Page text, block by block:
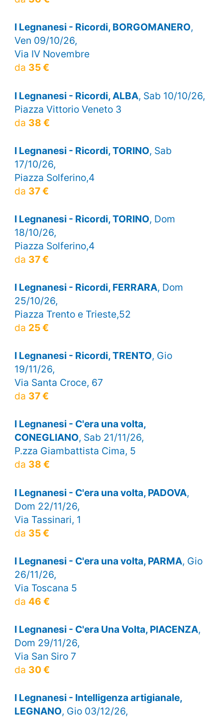
I Legnanesi - Ricordi, BORGOMANERO,
Ven 09/10/26,
Via IV Novembre
da 35 €
I Legnanesi - Ricordi, ALBA, Sab 10/10/26,
Piazza Vittorio Veneto 3
da 38 €
I Legnanesi - Ricordi, TORINO, Sab
17/10/26,
Piazza Solferino,4
da 37 €
I Legnanesi - Ricordi, TORINO, Dom
18/10/26,
Piazza Solferino,4
da 37 €
I Legnanesi - Ricordi, FERRARA, Dom
25/10/26,
Piazza Trento e Trieste,52
da 25 €
I Legnanesi - Ricordi, TRENTO, Gio
19/11/26,
Via Santa Croce, 67
da 37 €
I Legnanesi - C'era una volta,
CONEGLIANO, Sab 21/11/26,
P.zza Giambattista Cima, 5
da 38 €
I Legnanesi - C'era una volta, PADOVA,
Dom 22/11/26,
Via Tassinari, 1
da 35 €
I Legnanesi - C'era una volta, PARMA, Gio
26/11/26,
Via Toscana 5
da 46 €
I Legnanesi - C'era Una Volta, PIACENZA,
Dom 29/11/26,
Via San Siro 7
da 30 €
I Legnanesi - Intelligenza artigianale,
LEGNANO, Gio 03/12/26,